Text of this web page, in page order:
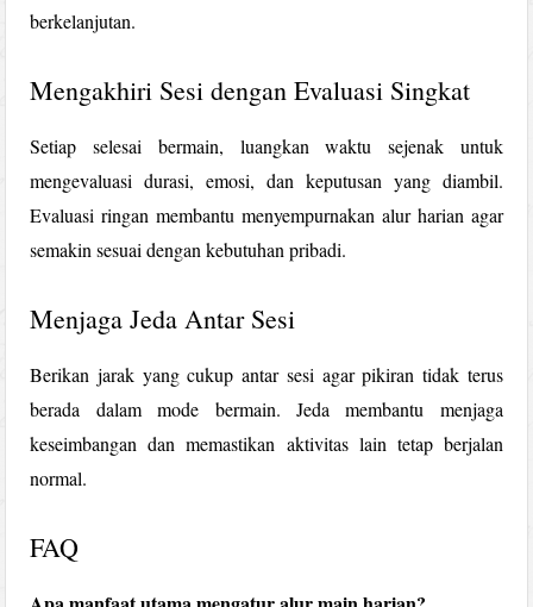
berkelanjutan.
Mengakhiri Sesi dengan Evaluasi Singkat
Setiap selesai bermain, luangkan waktu sejenak untuk
mengevaluasi durasi, emosi, dan keputusan yang diambil.
Evaluasi ringan membantu menyempurnakan alur harian agar
semakin sesuai dengan kebutuhan pribadi.
Menjaga Jeda Antar Sesi
Berikan jarak yang cukup antar sesi agar pikiran tidak terus
berada dalam mode bermain. Jeda membantu menjaga
keseimbangan dan memastikan aktivitas lain tetap berjalan
normal.
FAQ